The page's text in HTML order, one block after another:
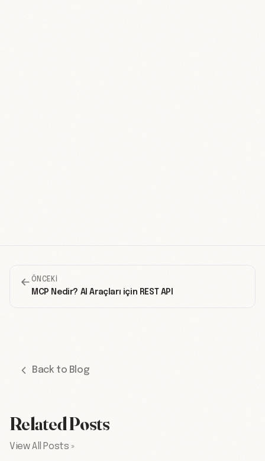
ÖNCEKI
MCP Nedir? AI Araçları için REST API
Back to Blog
Related Posts
View All Posts »